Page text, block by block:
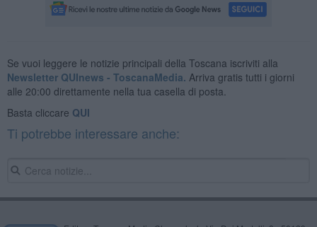
Se vuoi leggere le notizie principali della Toscana iscriviti alla
Newsletter QUInews - ToscanaMedia. Arriva gratis tutti i giorni
alle 20:00 direttamente nella tua casella di posta.
Basta cliccare QUI
Ti potrebbe interessare anche: